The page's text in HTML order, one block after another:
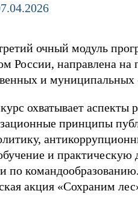
очный модуль
России, направлена
и муниципальных
охватывает аспекты
принципы
и
по
акция «Сохраним